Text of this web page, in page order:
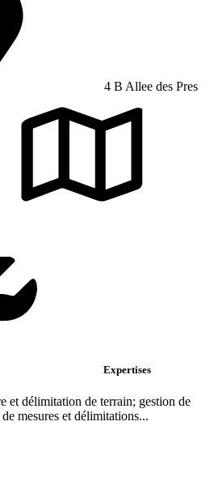
4 B Allee des Pres
Expertises
et délimitation de terrain; gestion de
mesures et délimitations...